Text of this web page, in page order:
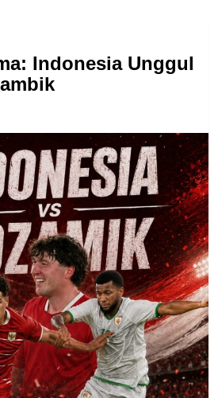
Indonesia Unggul